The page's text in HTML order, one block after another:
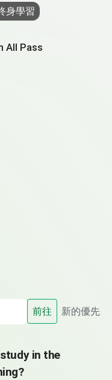
身學習
All Pass
前往 新的優先
in the